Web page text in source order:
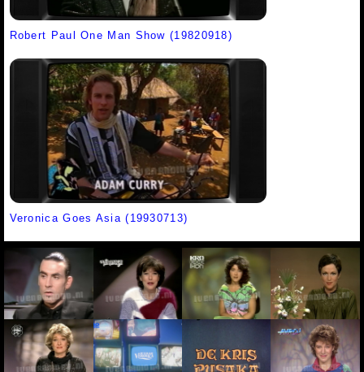
Robert Paul One Man Show (19820918)
Veronica Goes Asia (19930713)